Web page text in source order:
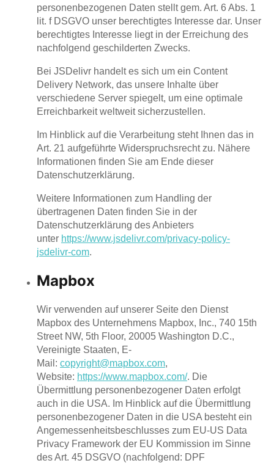
personenbezogenen Daten stellt gem. Art. 6 Abs. 1
lit. f DSGVO unser berechtigtes Interesse dar. Unser
berechtigtes Interesse liegt in der Erreichung des
nachfolgend geschilderten Zwecks.
Bei JSDelivr handelt es sich um ein Content
Delivery Network, das unsere Inhalte über
verschiedene Server spiegelt, um eine optimale
Erreichbarkeit weltweit sicherzustellen.
Im Hinblick auf die Verarbeitung steht Ihnen das in
Art. 21 aufgeführte Widerspruchsrecht zu. Nähere
Informationen finden Sie am Ende dieser
Datenschutzerklärung.
Weitere Informationen zum Handling der
übertragenen Daten finden Sie in der
Datenschutzerklärung des Anbieters
unter https://www.jsdelivr.com/privacy-policy-
jsdelivr-com.
Mapbox
Wir verwenden auf unserer Seite den Dienst
Mapbox des Unternehmens Mapbox, Inc., 740 15th
Street NW, 5th Floor, 20005 Washington D.C.,
Vereinigte Staaten, E-
Mail: copyright@mapbox.com,
Website: https://www.mapbox.com/. Die
Übermittlung personenbezogener Daten erfolgt
auch in die USA. Im Hinblick auf die Übermittlung
personenbezogener Daten in die USA besteht ein
Angemessenheitsbeschlusses zum EU-US Data
Privacy Framework der EU Kommission im Sinne
des Art. 45 DSGVO (nachfolgend: DPF